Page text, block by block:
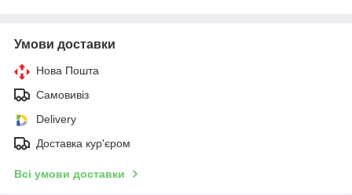
Умови доставки
Нова Пошта
Самовивіз
Delivery
Доставка кур'єром
Всі умови доставки